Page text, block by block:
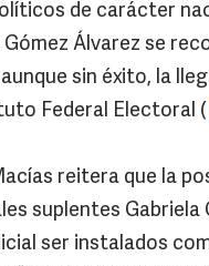
de carácter
Gómez Álvarez se
aunque sin éxito, la
Federal Electoral (
reitera que la
suplentes Gabriela
ser instalados